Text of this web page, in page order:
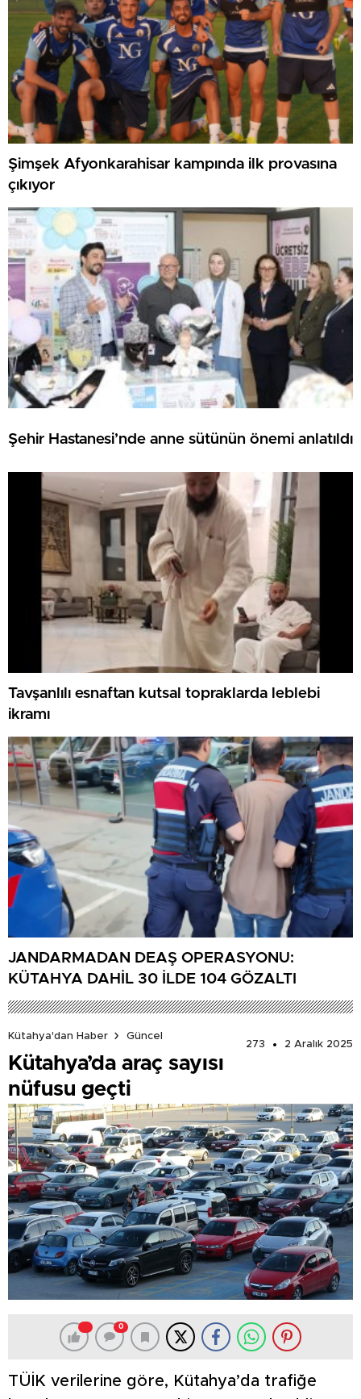
Şimşek Afyonkarahisar kampında ilk provasına
çıkıyor
Şehir Hastanesi’nde anne sütünün önemi anlatıldı
Tavşanlılı esnaftan kutsal topraklarda leblebi
ikramı
JANDARMADAN DEAŞ OPERASYONU:
KÜTAHYA DAHİL 30 İLDE 104 GÖZALTI
Kütahya'dan Haber
Güncel
273
2 Aralık 2025
Kütahya’da araç sayısı
nüfusu geçti
0
TÜİK verilerine göre, Kütahya’da trafiğe